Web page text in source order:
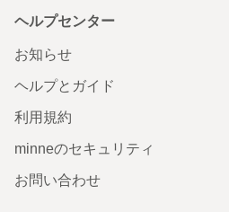
ヘルプセンター
お知らせ
ヘルプとガイド
利用規約
minneのセキュリティ
お問い合わせ